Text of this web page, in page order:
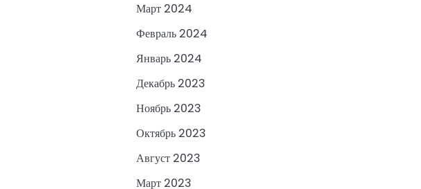
Март 2024
Февраль 2024
Январь 2024
Декабрь 2023
Ноябрь 2023
Октябрь 2023
Август 2023
Март 2023